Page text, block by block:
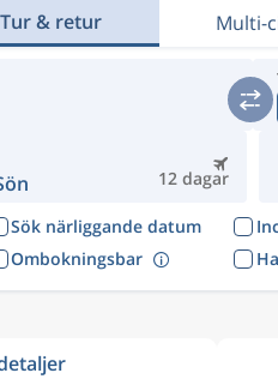
Tur & retur Multi-
12 dagar
Sök närliggande datum
Ombokningsbar